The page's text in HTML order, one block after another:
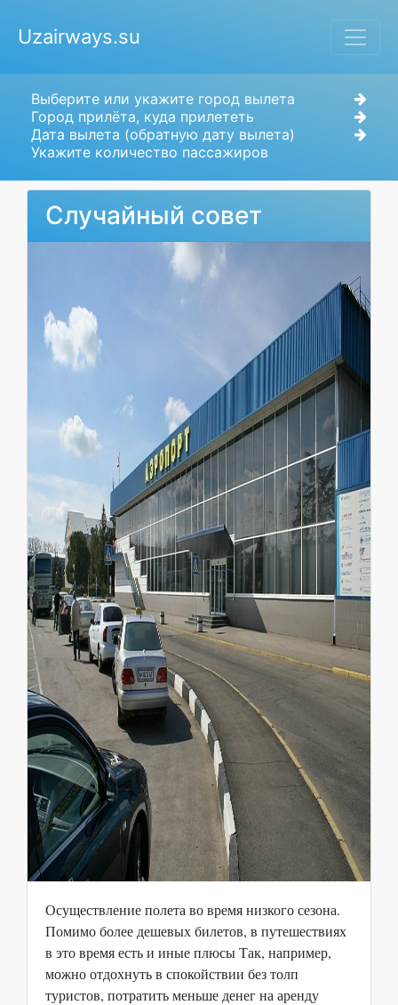
Uzairways.su
Выберите или укажите город вылета
Город прилёта, куда прилететь
Дата вылета (обратную дату вылета)
Укажите количество пассажиров
Случайный совет
Осуществление полета во время низкого сезона.
Помимо более дешевых билетов, в путешествиях
в это время есть и иные плюсы Так, например,
можно отдохнуть в спокойствии без толп
туристов, потратить меньше денег на аренду